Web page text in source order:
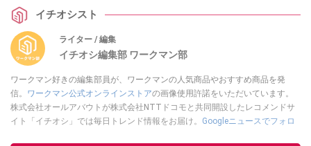
イチオシスト
ライター / 編集
イチオシ編集部 ワークマン部
ワークマン好きの編集部員が、ワークマンの人気商品やおすすめ商品を発
信。 ワークマン公式オンラインストアの画像使用許諾をいただいています。
株式会社オールアバウトが株式会社NTTドコモと共同開設したレコメンドサ
イト「イチオシ」では毎日トレンド情報をお届け。 Googleニュースでフォロ